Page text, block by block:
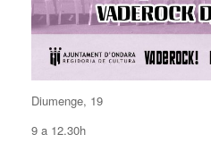
Diumenge, 19
9 a 12.30h